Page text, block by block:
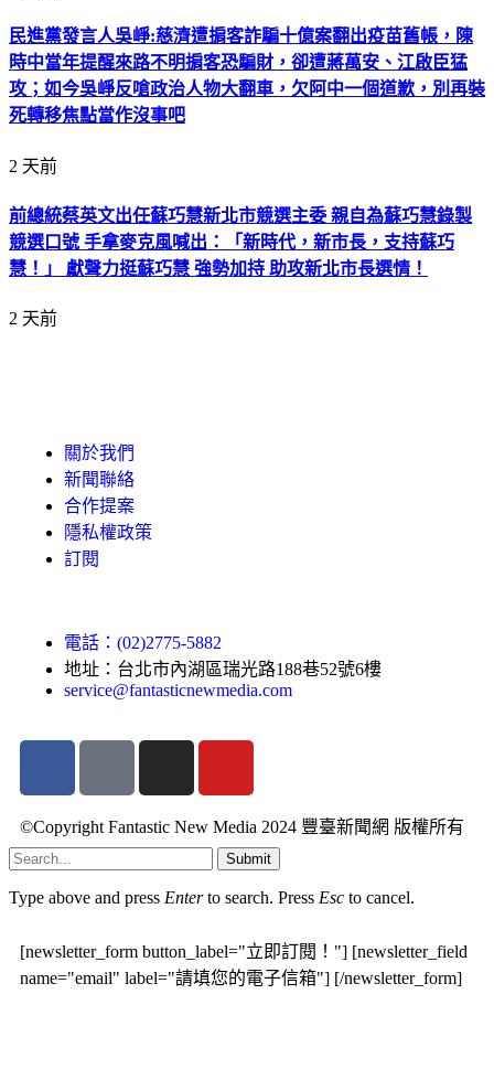
民進黨發言人吳崢:慈濟遭掮客詐騙十億案翻出疫苗舊帳，陳
時中當年提醒來路不明掮客恐騙財，卻遭蔣萬安、江啟臣猛
攻；如今吳崢反嗆政治人物大翻車，欠阿中一個道歉，別再裝
死轉移焦點當作沒事吧
2 天前
前總統蔡英文出任蘇巧慧新北市競選主委 親自為蘇巧慧錄製
競選口號 手拿麥克風喊出：「新時代，新市長，支持蘇巧
慧！」 獻聲力挺蘇巧慧 強勢加持 助攻新北市長選情！
2 天前
關於我們
新聞聯絡
合作提案
隱私權政策
訂閱
電話：(02)2775-5882
地址：台北市內湖區瑞光路188巷52號6樓
service@fantasticnewmedia.com
©Copyright Fantastic New Media 2024 豐臺新聞網 版權所有
Submit
Type above and press Enterto search. Press Esc to cancel.
[newsletter_form button_label="立即訂閱！"] [newsletter_field
name="email" label="請填您的電子信箱"] [/newsletter_form]